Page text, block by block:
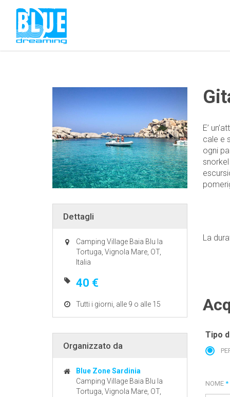
Dettagli
Camping Village Baia Blu la
Tortuga, Vignola Mare, OT,
Italia
40 €
Tutti i giorni, alle 9 o alle 15
Organizzato da
Blue Zone Sardinia
Camping Village Baia Blu la
Tortuga, Vignola Mare, OT,
E’
cale e
ogni
La
Tipo
NOME *